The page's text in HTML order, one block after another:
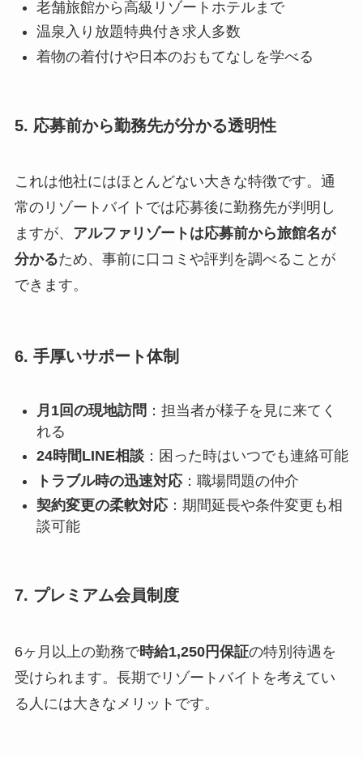
老舗旅館から高級リゾートホテルまで
温泉入り放題特典付き求人多数
着物の着付けや日本のおもてなしを学べる
5. 応募前から勤務先が分かる透明性
これは他社にはほとんどない大きな特徴です。通
常のリゾートバイトでは応募後に勤務先が判明し
ますが、 アルファリゾートは応募前から旅館名が
分かるため、事前に口コミや評判を調べることが
できます。
6. 手厚いサポート体制
月1回の現地訪問 ：担当者が様子を見に来てく
れる
24時間LINE相談：困った時はいつでも連絡可能
トラブル時の迅速対応：職場問題の仲介
契約変更の柔軟対応：期間延長や条件変更も相
談可能
7. プレミアム会員制度
6ヶ月以上の勤務で時給1,250円保証の特別待遇を
受けられます。長期でリゾートバイトを考えてい
る人には大きなメリットです。